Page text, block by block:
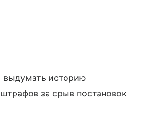
выдумать историю
за срыв постановок